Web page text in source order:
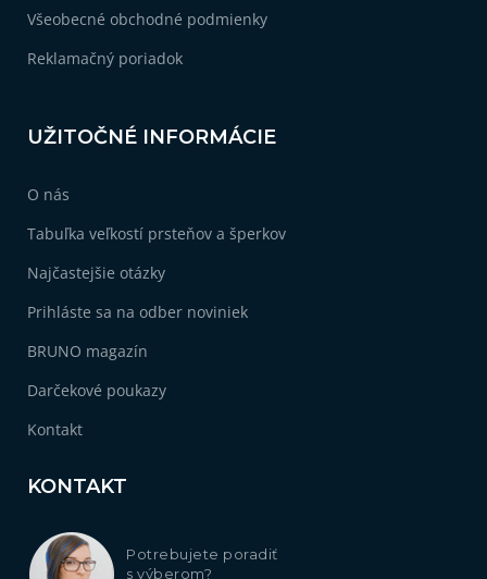
Všeobecné obchodné podmienky
Reklamačný poriadok
UŽITOČNÉ INFORMÁCIE
O nás
Tabuľka veľkostí prsteňov a šperkov
Najčastejšie otázky
Prihláste sa na odber noviniek
BRUNO magazín
Darčekové poukazy
Kontakt
KONTAKT
Potrebujete poradiť
s výberom?